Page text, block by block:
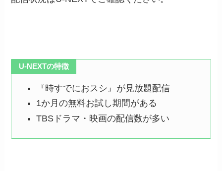
U-NEXTの特徴
『時すでにおスシ』が見放題配信
1か月の無料お試し期間がある
TBSドラマ・映画の配信数が多い